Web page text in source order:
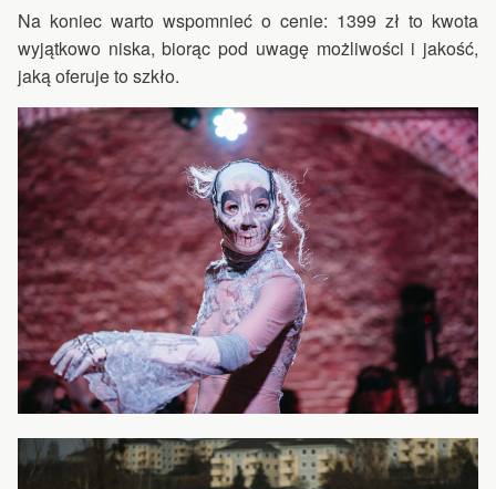
Na koniec warto wspomnieć o cenie: 1399 zł to kwota
wyjątkowo niska, biorąc pod uwagę możliwości i jakość,
jaką oferuje to szkło.